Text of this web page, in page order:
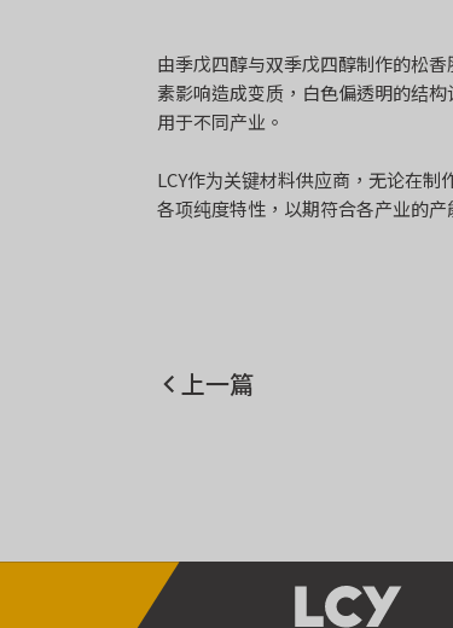
由季戊四醇与双季戊四醇制作的松
素影响造成变质，白色偏透明的结
用于不同产业。
LCY作为关键材料供应商，无论在
各项纯度特性，以期符合各产业的产
上一篇